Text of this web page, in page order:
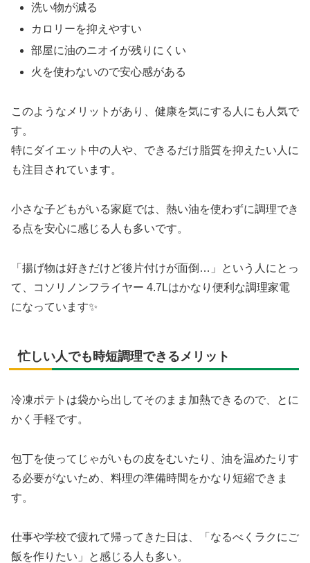
洗い物が減る
カロリーを抑えやすい
部屋に油のニオイが残りにくい
火を使わないので安心感がある
このようなメリットがあり、健康を気にする人にも人気で
す。
特にダイエット中の人や、できるだけ脂質を抑えたい人に
も注目されています。
小さな子どもがいる家庭では、熱い油を使わずに調理でき
る点を安心に感じる人も多いです。
「揚げ物は好きだけど後片付けが面倒…」という人にとっ
て、コソリノンフライヤー 4.7Lはかなり便利な調理家電
になっています✨
忙しい人でも時短調理できるメリット
冷凍ポテトは袋から出してそのまま加熱できるので、とに
かく手軽です。
包丁を使ってじゃがいもの皮をむいたり、油を温めたりす
る必要がないため、料理の準備時間をかなり短縮できま
す。
仕事や学校で疲れて帰ってきた日は、「なるべくラクにご
飯を作りたい」と感じる人も多い。